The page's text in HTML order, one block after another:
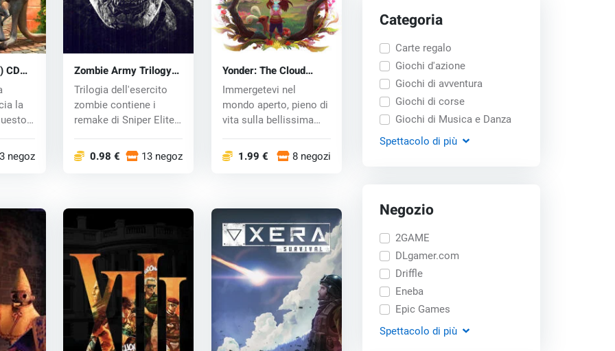
CD
la
negozi
Zombie Army Trilogy
(PC) CD key
Trilogia dell'esercito
zombie contiene i
remake di Sniper Elite:
0.98 € 13 negozi
Yonder: The Cloud
Catcher Chronicles
(PC) CD key
Immergetevi nel
mondo aperto, pieno di
vita sulla bellissima
1.99 € 8 negozi
Categoria
Carte regalo
Giochi d'azione
Giochi di avventura
Giochi di corse
Giochi di Musica e Danza
Spettacolo di più
Negozio
2GAME
DLgamer.com
Driffle
Eneba
Epic Games
Spettacolo di più